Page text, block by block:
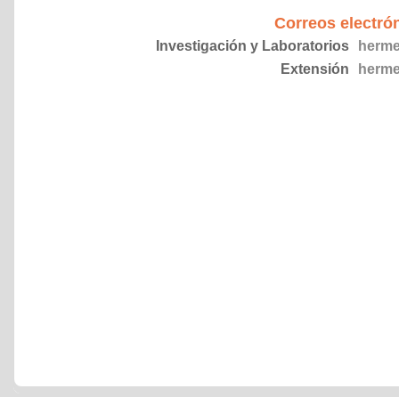
Correos
Investigación y Laboratorios
Extensión